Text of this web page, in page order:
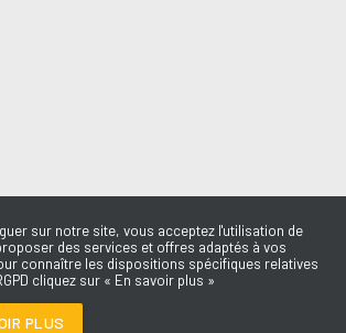
sur notre site, vous acceptez l'utilisation de
des services et offres adaptés à vos
connaître les dispositions spécifiques relatives
cliquez sur « En savoir plus »
PLUS